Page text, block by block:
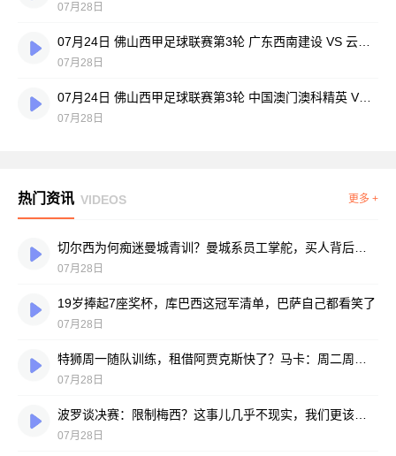
07月28日
07月28日
07月24日 佛山西甲足球联赛第3轮 中国澳门澳科精英 VS 藝品高國際 全场录像
07月28日
热门资讯 VIDEOS 更多 +
07月28日
19岁捧起7座奖杯，库巴西这冠军清单，巴萨自己都看笑了
07月28日
07月28日
07月28日